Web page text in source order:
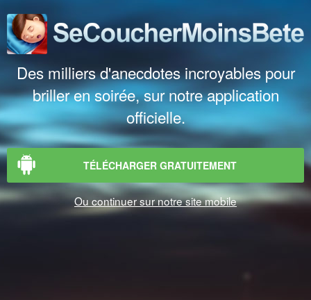
Des milliers d'anecdotes incroyables pour
briller en soirée, sur notre application
officielle.
TÉLÉCHARGER GRATUITEMENT
Ou continuer sur notre site mobile